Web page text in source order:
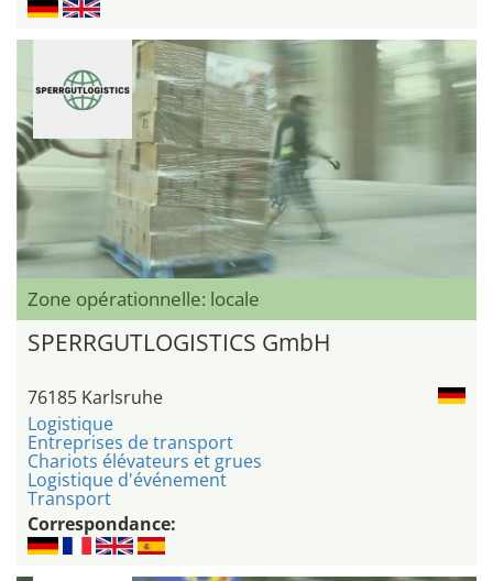
Zone opérationnelle: locale
SPERRGUTLOGISTICS GmbH
76185 Karlsruhe
Logistique
Entreprises de transport
Chariots élévateurs et grues
Logistique d'événement
Transport
Correspondance: